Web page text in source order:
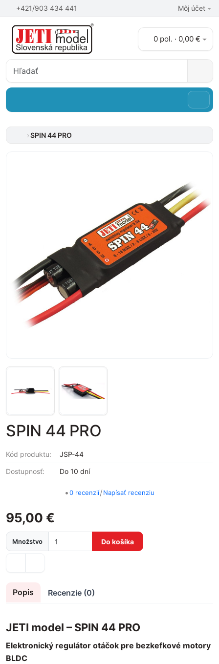
+421/903 434 441 Môj účet
0 pol. · 0,00 €
SPIN 44 PRO
SPIN 44 PRO
Kód produktu: JSP-44
Dostupnosť: Do 10 dní
•0 recenzií/Napísať recenziu
95,00 €
Množstvo Do košíka
Popis Recenzie (0)
JETI model – SPIN 44 PRO
Elektronický regulátor otáčok pre bezkefkové motory
BLDC